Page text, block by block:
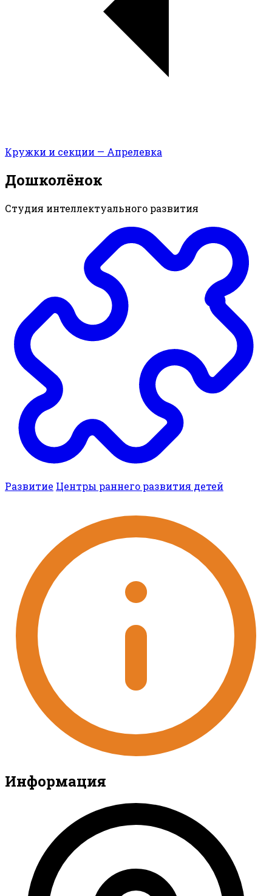
Кружки и секции — Апрелевка
Дошколëнок
Студия интеллектуального развития
Развитие Центры раннего развития детей
Информация